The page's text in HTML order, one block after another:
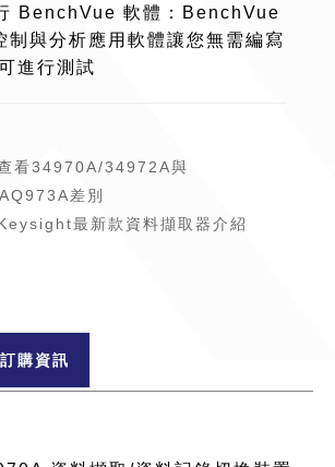
BenchVue 軟體：BenchVue
制與分析應用軟體讓您無需編寫
進行測試
看34970A/34972A與
差別
最新款資料擷取器介紹
訂購資訊